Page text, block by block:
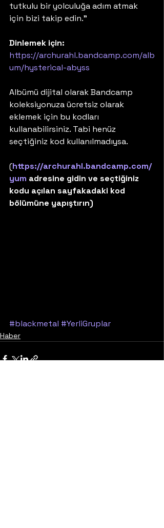
tutkulu bir yolculuğa adım atmak
için bizi takip edin.”
Dinlemek için:
https://archurahl.bandcamp.com/alb
um/hysterical-abyss
Albümü dijital olarak Bandcamp
koleksiyonuza ücretsiz olarak
eklemek için bu kodları
kullanabilirsiniz. Tabi henüz
seçtiğiniz kod kullanılmadıysa.
(https://archurahl.bandcamp.com/
yum adresine gidin ve seçtiğiniz
kodu açılan sayfakadaki kod
bölümüne yapıştırın)
#blackmetal #YerliGruplar
Haber